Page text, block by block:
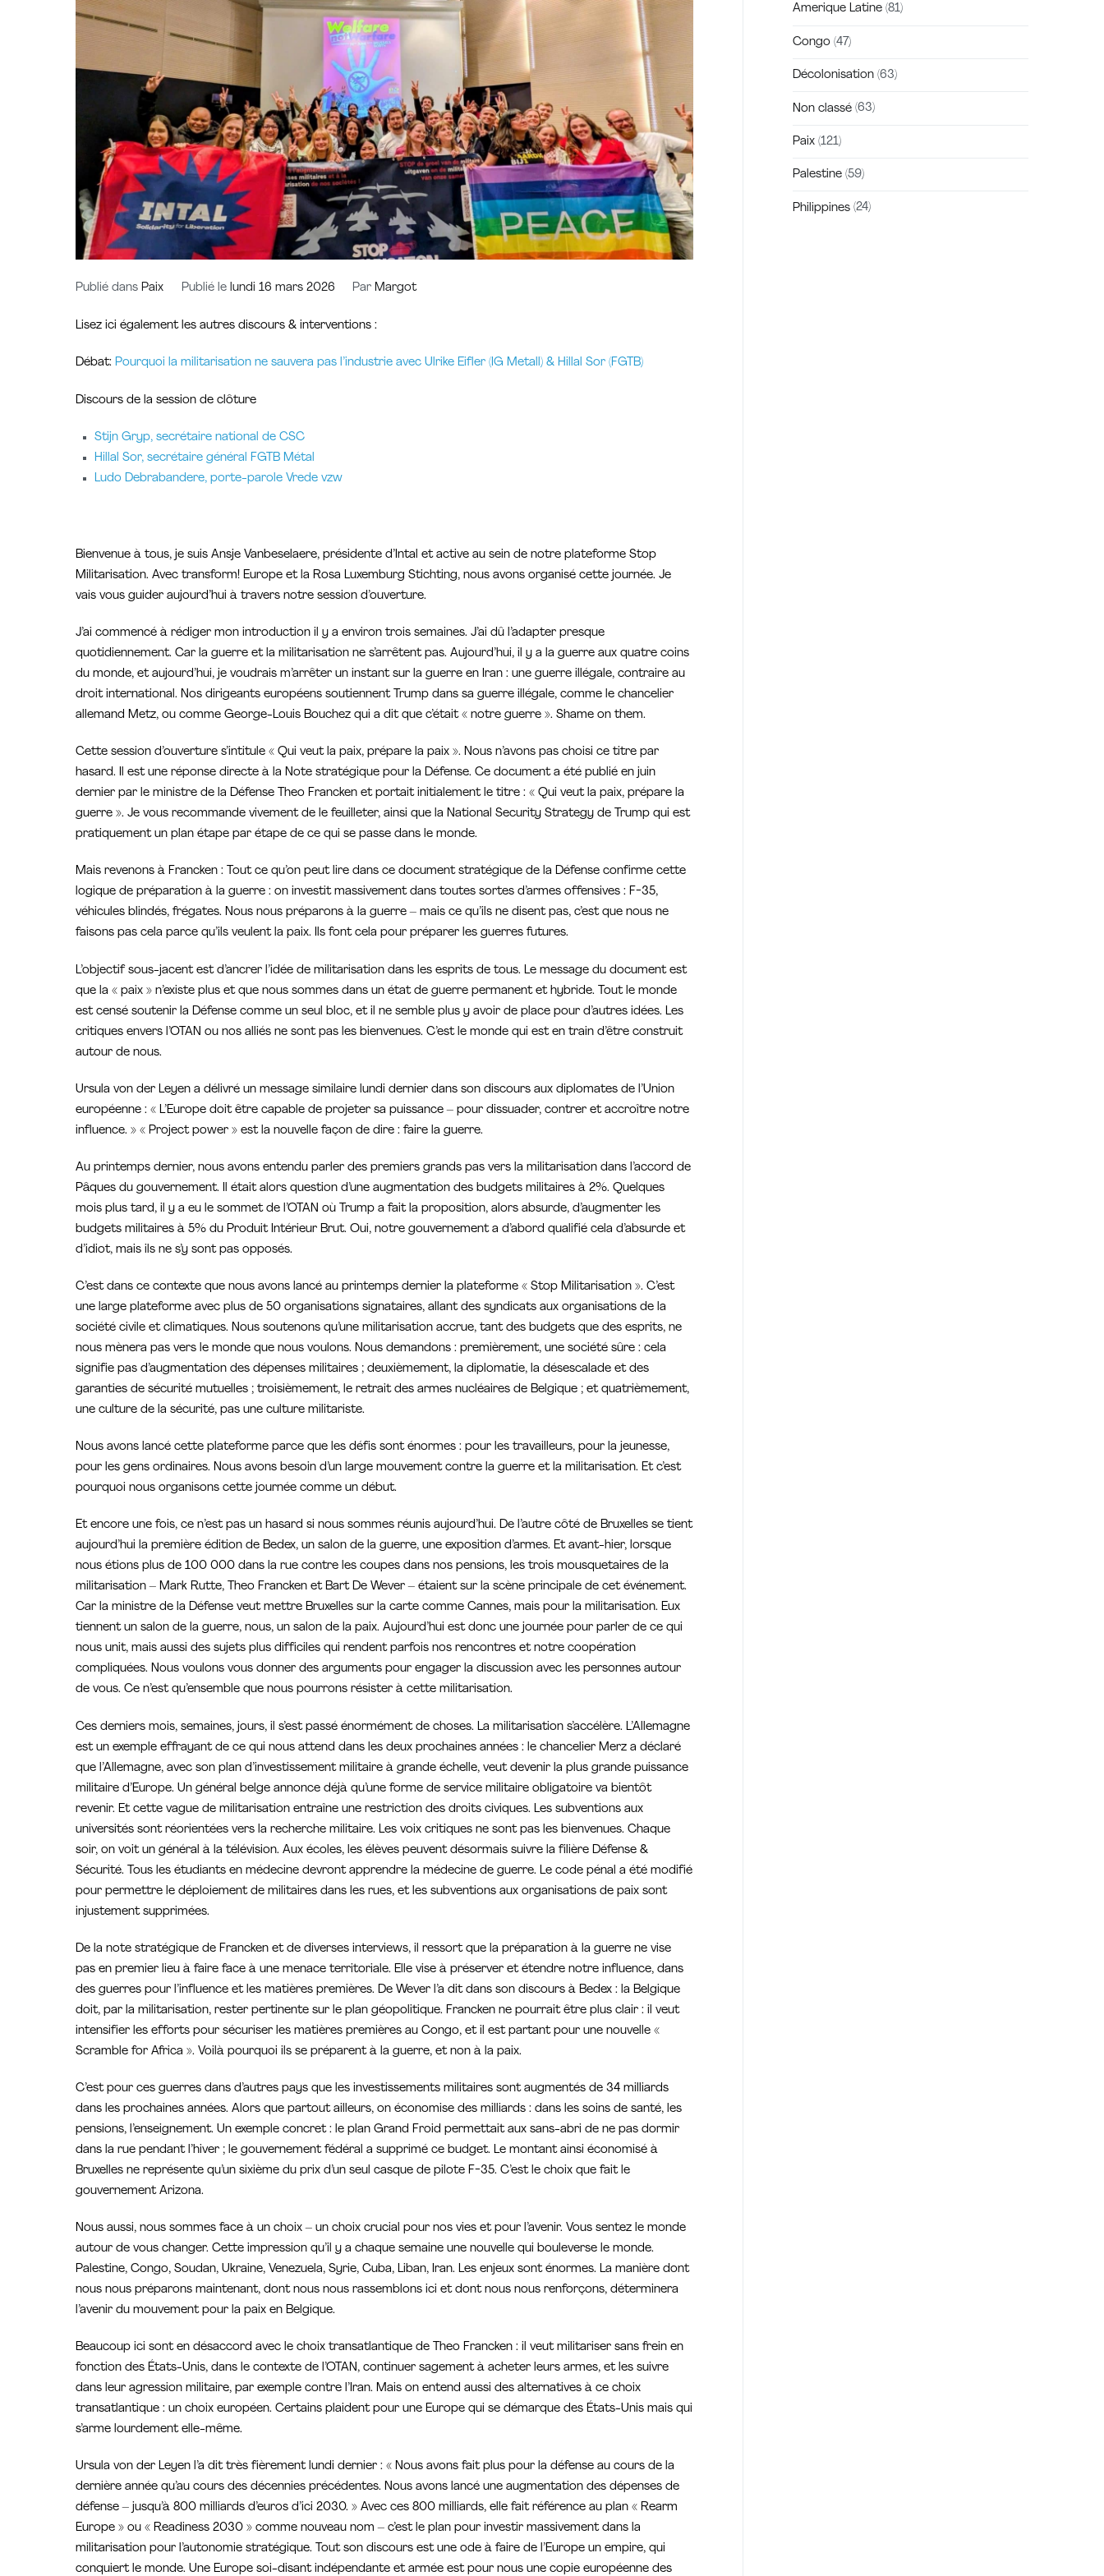
Publié dans Paix Publié le lundi 16 mars 2026 Par Margot
Lisez ici également les autres discours & interventions :
Débat: Pourquoi la militarisation ne sauvera pas l’industrie avec Ulrike Eifler (IG Metall) & Hillal Sor (FGTB)
Discours de la session de clôture
Stijn Gryp, secrétaire national de CSC
Hillal Sor, secrétaire général FGTB Métal
Ludo Debrabandere, porte-parole Vrede vzw
Bienvenue à tous, je suis Ansje Vanbeselaere, présidente d’Intal et active au sein de notre plateforme Stop
Militarisation. Avec transform! Europe et la Rosa Luxemburg Stichting, nous avons organisé cette journée. Je
vais vous guider aujourd’hui à travers notre session d’ouverture.
J’ai commencé à rédiger mon introduction il y a environ trois semaines. J’ai dû l’adapter presque
quotidiennement. Car la guerre et la militarisation ne s’arrêtent pas. Aujourd’hui, il y a la guerre aux quatre coins
du monde, et aujourd’hui, je voudrais m’arrêter un instant sur la guerre en Iran : une guerre illégale, contraire au
droit international. Nos dirigeants européens soutiennent Trump dans sa guerre illégale, comme le chancelier
allemand Metz, ou comme George-Louis Bouchez qui a dit que c’était « notre guerre ». Shame on them.
Cette session d’ouverture s’intitule « Qui veut la paix, prépare la paix ». Nous n’avons pas choisi ce titre par
hasard. Il est une réponse directe à la Note stratégique pour la Défense. Ce document a été publié en juin
dernier par le ministre de la Défense Theo Francken et portait initialement le titre : « Qui veut la paix, prépare la
guerre ». Je vous recommande vivement de le feuilleter, ainsi que la National Security Strategy de Trump qui est
pratiquement un plan étape par étape de ce qui se passe dans le monde.
Mais revenons à Francken : Tout ce qu’on peut lire dans ce document stratégique de la Défense confirme cette
logique de préparation à la guerre : on investit massivement dans toutes sortes d’armes offensives : F-35,
véhicules blindés, frégates. Nous nous préparons à la guerre – mais ce qu’ils ne disent pas, c’est que nous ne
faisons pas cela parce qu’ils veulent la paix. Ils font cela pour préparer les guerres futures.
L’objectif sous-jacent est d’ancrer l’idée de militarisation dans les esprits de tous. Le message du document est
que la « paix » n’existe plus et que nous sommes dans un état de guerre permanent et hybride. Tout le monde
est censé soutenir la Défense comme un seul bloc, et il ne semble plus y avoir de place pour d’autres idées. Les
critiques envers l’OTAN ou nos alliés ne sont pas les bienvenues. C’est le monde qui est en train d’être construit
autour de nous.
Ursula von der Leyen a délivré un message similaire lundi dernier dans son discours aux diplomates de l’Union
européenne : « L’Europe doit être capable de projeter sa puissance – pour dissuader, contrer et accroître notre
influence. » « Project power » est la nouvelle façon de dire : faire la guerre.
Au printemps dernier, nous avons entendu parler des premiers grands pas vers la militarisation dans l’accord de
Pâques du gouvernement. Il était alors question d’une augmentation des budgets militaires à 2%. Quelques
mois plus tard, il y a eu le sommet de l’OTAN où Trump a fait la proposition, alors absurde, d’augmenter les
budgets militaires à 5% du Produit Intérieur Brut. Oui, notre gouvernement a d’abord qualifié cela d’absurde et
d’idiot, mais ils ne s’y sont pas opposés.
C’est dans ce contexte que nous avons lancé au printemps dernier la plateforme « Stop Militarisation ». C’est
une large plateforme avec plus de 50 organisations signataires, allant des syndicats aux organisations de la
société civile et climatiques. Nous soutenons qu’une militarisation accrue, tant des budgets que des esprits, ne
nous mènera pas vers le monde que nous voulons. Nous demandons : premièrement, une société sûre : cela
signifie pas d’augmentation des dépenses militaires ; deuxièmement, la diplomatie, la désescalade et des
garanties de sécurité mutuelles ; troisièmement, le retrait des armes nucléaires de Belgique ; et quatrièmement,
une culture de la sécurité, pas une culture militariste.
Nous avons lancé cette plateforme parce que les défis sont énormes : pour les travailleurs, pour la jeunesse,
pour les gens ordinaires. Nous avons besoin d’un large mouvement contre la guerre et la militarisation. Et c’est
pourquoi nous organisons cette journée comme un début.
Et encore une fois, ce n’est pas un hasard si nous sommes réunis aujourd’hui. De l’autre côté de Bruxelles se tient
aujourd’hui la première édition de Bedex, un salon de la guerre, une exposition d’armes. Et avant-hier, lorsque
nous étions plus de 100 000 dans la rue contre les coupes dans nos pensions, les trois mousquetaires de la
militarisation – Mark Rutte, Theo Francken et Bart De Wever – étaient sur la scène principale de cet événement.
Car la ministre de la Défense veut mettre Bruxelles sur la carte comme Cannes, mais pour la militarisation. Eux
tiennent un salon de la guerre, nous, un salon de la paix. Aujourd’hui est donc une journée pour parler de ce qui
nous unit, mais aussi des sujets plus difficiles qui rendent parfois nos rencontres et notre coopération
compliquées. Nous voulons vous donner des arguments pour engager la discussion avec les personnes autour
de vous. Ce n’est qu’ensemble que nous pourrons résister à cette militarisation.
Ces derniers mois, semaines, jours, il s’est passé énormément de choses. La militarisation s’accélère. L’Allemagne
est un exemple effrayant de ce qui nous attend dans les deux prochaines années : le chancelier Merz a déclaré
que l’Allemagne, avec son plan d’investissement militaire à grande échelle, veut devenir la plus grande puissance
militaire d’Europe. Un général belge annonce déjà qu’une forme de service militaire obligatoire va bientôt
revenir. Et cette vague de militarisation entraîne une restriction des droits civiques. Les subventions aux
universités sont réorientées vers la recherche militaire. Les voix critiques ne sont pas les bienvenues. Chaque
soir, on voit un général à la télévision. Aux écoles, les élèves peuvent désormais suivre la filière Défense &
Sécurité. Tous les étudiants en médecine devront apprendre la médecine de guerre. Le code pénal a été modifié
pour permettre le déploiement de militaires dans les rues, et les subventions aux organisations de paix sont
injustement supprimées.
De la note stratégique de Francken et de diverses interviews, il ressort que la préparation à la guerre ne vise
pas en premier lieu à faire face à une menace territoriale. Elle vise à préserver et étendre notre influence, dans
des guerres pour l’influence et les matières premières. De Wever l’a dit dans son discours à Bedex : la Belgique
doit, par la militarisation, rester pertinente sur le plan géopolitique. Francken ne pourrait être plus clair : il veut
intensifier les efforts pour sécuriser les matières premières au Congo, et il est partant pour une nouvelle «
Scramble for Africa ». Voilà pourquoi ils se préparent à la guerre, et non à la paix.
C’est pour ces guerres dans d’autres pays que les investissements militaires sont augmentés de 34 milliards
dans les prochaines années. Alors que partout ailleurs, on économise des milliards : dans les soins de santé, les
pensions, l’enseignement. Un exemple concret : le plan Grand Froid permettait aux sans-abri de ne pas dormir
dans la rue pendant l’hiver ; le gouvernement fédéral a supprimé ce budget. Le montant ainsi économisé à
Bruxelles ne représente qu’un sixième du prix d’un seul casque de pilote F-35. C’est le choix que fait le
gouvernement Arizona.
Nous aussi, nous sommes face à un choix – un choix crucial pour nos vies et pour l’avenir. Vous sentez le monde
autour de vous changer. Cette impression qu’il y a chaque semaine une nouvelle qui bouleverse le monde.
Palestine, Congo, Soudan, Ukraine, Venezuela, Syrie, Cuba, Liban, Iran. Les enjeux sont énormes. La manière dont
nous nous préparons maintenant, dont nous nous rassemblons ici et dont nous nous renforçons, déterminera
l’avenir du mouvement pour la paix en Belgique.
Beaucoup ici sont en désaccord avec le choix transatlantique de Theo Francken : il veut militariser sans frein en
fonction des États-Unis, dans le contexte de l’OTAN, continuer sagement à acheter leurs armes, et les suivre
dans leur agression militaire, par exemple contre l’Iran. Mais on entend aussi des alternatives à ce choix
transatlantique : un choix européen. Certains plaident pour une Europe qui se démarque des États-Unis mais qui
s’arme lourdement elle-même.
Ursula von der Leyen l’a dit très fièrement lundi dernier : « Nous avons fait plus pour la défense au cours de la
dernière année qu’au cours des décennies précédentes. Nous avons lancé une augmentation des dépenses de
défense – jusqu’à 800 milliards d’euros d’ici 2030. » Avec ces 800 milliards, elle fait référence au plan « Rearm
Europe » ou « Readiness 2030 » comme nouveau nom – c’est le plan pour investir massivement dans la
militarisation pour l’autonomie stratégique. Tout son discours est une ode à faire de l’Europe un empire, qui
conquiert le monde. Une Europe soi-disant indépendante et armée est pour nous une copie européenne des
Amerique Latine (81)
Congo (47)
Décolonisation (63)
Non classé (63)
Paix (121)
Palestine (59)
Philippines (24)